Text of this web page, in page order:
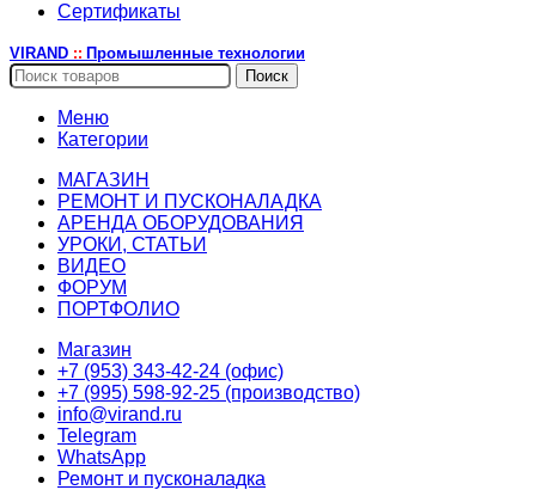
Сертификаты
VIRAND :: Промышленные технологии
Поиск
Меню
Категории
МАГАЗИН
РЕМОНТ И ПУСКОНАЛАДКА
АРЕНДА ОБОРУДОВАНИЯ
УРОКИ, СТАТЬИ
ВИДЕО
ФОРУМ
ПОРТФОЛИО
Магазин
+7 (953) 343-42-24 (офис)
+7 (995) 598-92-25 (производство)
info@virand.ru
Telegram
WhatsApp
Ремонт и пусконаладка